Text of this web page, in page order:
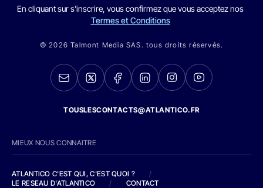
En cliquant sur s'inscrire, vous confirmez que vous acceptez nos
Termes et Conditions
© 2026 Talmont Media SAS. tous droits réservés.
TOUSLESCONTACTS@ATLANTICO.FR
MIEUX NOUS CONNAITRE
ATLANTICO C'EST QUI, C'EST QUOI ?
/
LE RESEAU D'ATLANTICO
/ CONTACT